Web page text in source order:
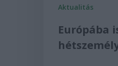
Aktualitás
Európába